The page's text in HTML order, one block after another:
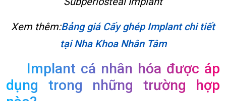
Xem thêm:Bảng giá Cấy ghép Implant chi tiết
tại Nha Khoa Nhân Tâm
Implant cá nhân hóa được áp
dụng trong những trường hợp